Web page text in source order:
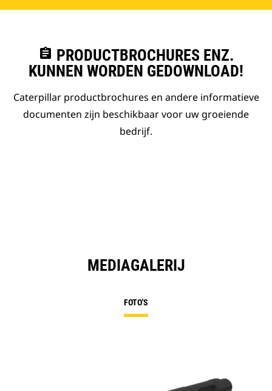
assignment PRODUCTBROCHURES ENZ.
KUNNEN WORDEN GEDOWNLOAD!
Caterpillar productbrochures en andere informatieve
documenten zijn beschikbaar voor uw groeiende
bedrijf.
MEDIAGALERIJ
FOTO'S